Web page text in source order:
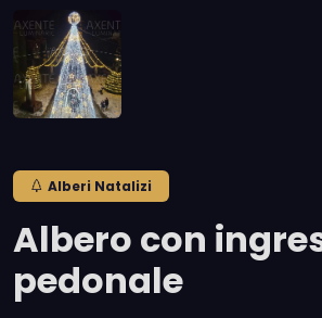
Alberi Natalizi
Albero con
pedonale